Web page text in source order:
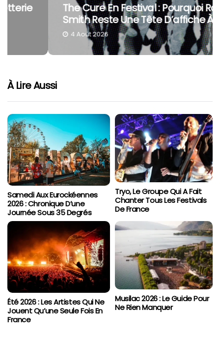
The Cure En Festival : Pourquoi Robert
Smith Reste Une Tête D’affiche À Part
4 Août 2026
À Lire Aussi
Samedi Aux Eurockéennes
2026 : Chronique D’une
Journée Sous 35 Degrés
Tryo, Le Groupe Qui A Fait
Chanter Tous Les Festivals
De France
Été 2026 : Les Artistes Qui Ne
Jouent Qu’une Seule Fois En
France
Musilac 2026 : Le Guide Pour
Ne Rien Manquer